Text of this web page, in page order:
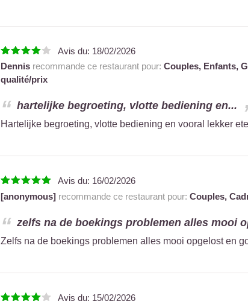
Avis du: 18/02/2026
Dennisrecommande ce restaurant pour: Couples, Enfants,
qualité/prix
hartelijke begroeting, vlotte bediening en...
Hartelijke begroeting, vlotte bediening en vooral lekker
Avis du: 16/02/2026
[anonymous]recommande ce restaurant pour: Couples,
zelfs na de boekings problemen alles mooi
Zelfs na de boekings problemen alles mooi opgelost en
Avis du: 15/02/2026